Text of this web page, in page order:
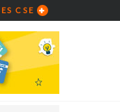
CSE